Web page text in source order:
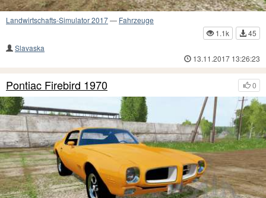
Landwirtschafts-Simulator 2017— Fahrzeuge
1.1k
45
Slavaska
13.11.2017 13:26:23
0
Pontiac Firebird 1970